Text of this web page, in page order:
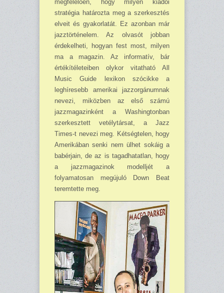
megfelelően, hogy milyen kiadói
stratégia határozta meg a szer­kesztés
elveit és gyakorlatát. Ez azonban már
jazztörténelem. Az olvasót jobban
érdekelheti, hogyan fest most, milyen
ma a magazin. Az informatív, bár
értékítéleteiben olykor vitatható All
Music Guide lexikon szócikke a
leghíresebb amerikai jazzorgánumnak
nevezi, miközben az első számú
jazzmagazinként a Washingtonban
szerkesztett vetélytársat, a Jazz
Times-t ne­vezi meg. Kétségtelen, hogy
Amerikában senki nem ülhet sokáig a
babérjain, de az is tagad­hatatlan, hogy
a jazzmagazinok modelljét a
folyamatosan megújuló Down Beat
teremtette meg.